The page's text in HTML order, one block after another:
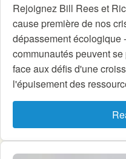
Rejoignez Bill Rees et
cause première de nos
dépassement écologique
communautés peuvent
face aux défis d'une
l'épuisement des